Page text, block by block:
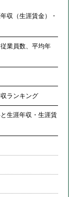
収（生涯賃金）・
業員数、平均年
ランキング
生涯年収・生涯賃